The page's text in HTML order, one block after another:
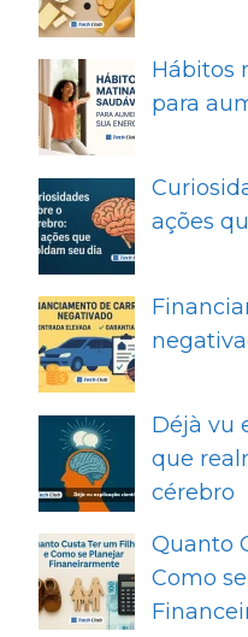
Hábitos
para
ações
Déjà vu
que
cérebro
Quanto
Como